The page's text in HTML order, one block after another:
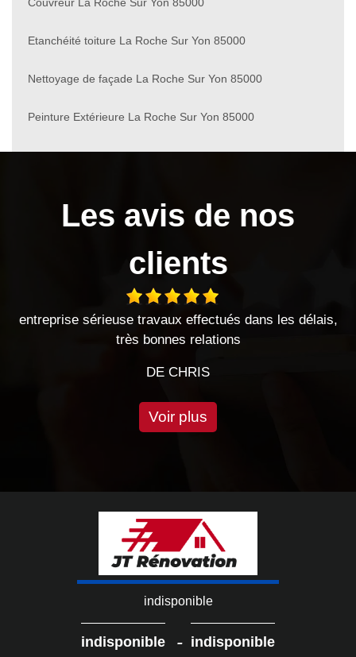
Etanchéité toiture La Roche Sur Yon 85000
Nettoyage de façade La Roche Sur Yon 85000
Peinture Extérieure La Roche Sur Yon 85000
Les avis de nos
clients
dans les délais,
Très bon travail effectué, je
Voir plus
indisponible
indisponible - indisponible